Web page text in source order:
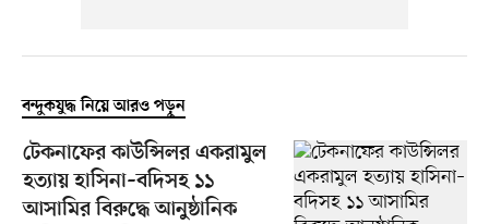
বন্দুকযুদ্ধ নিয়ে আরও পড়ুন
টেকনাফের কাউন্সিলর একরামুল
হত্যায় হাসিনা–বদিসহ ১১
আসামির বিরুদ্ধে আনুষ্ঠানিক